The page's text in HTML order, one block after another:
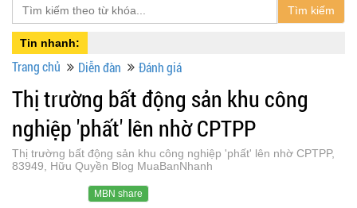
Tìm kiếm
Tin nhanh:
Trang chủ Diễn đàn Đánh giá
Thị trường bất động sản khu công
nghiệp 'phất' lên nhờ CPTPP
Thị trường bất động sản khu công nghiệp 'phất' lên nhờ CPTPP,
83949, Hữu Quyền Blog MuaBanNhanh
MBN share